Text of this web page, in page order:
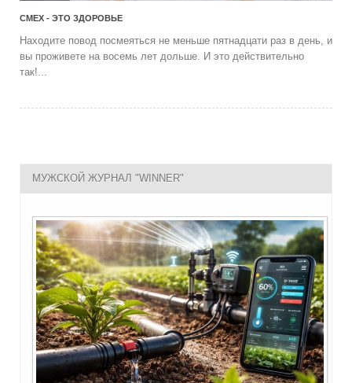
СМЕХ - ЭТО ЗДОРОВЬЕ
Находите повод посмеяться не меньше пятнадцати раз в день, и
вы проживете на восемь лет дольше. И это действительно
так!...
МУЖСКОЙ ЖУРНАЛ "WINNER"